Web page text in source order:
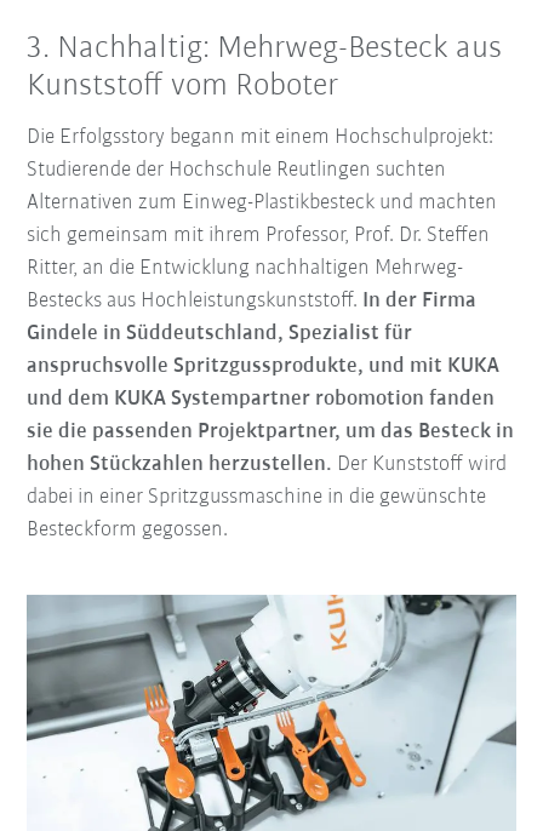
3. Nachhaltig: Mehrweg-Besteck aus
Kunststoff vom Roboter
Die Erfolgsstory begann mit einem Hochschulprojekt:
Studierende der Hochschule Reutlingen suchten
Alternativen zum Einweg-Plastikbesteck und machten
sich gemeinsam mit ihrem Professor, Prof. Dr. Steffen
Ritter, an die Entwicklung nachhaltigen Mehrweg-
Bestecks aus Hochleistungskunststoff. In der Firma
Gindele in Süddeutschland, Spezialist für
anspruchsvolle Spritzgussprodukte, und mit KUKA
und dem KUKA Systempartner robomotion fanden
sie die passenden Projektpartner, um das Besteck in
hohen Stückzahlen herzustellen. Der Kunststoff wird
dabei in einer Spritzgussmaschine in die gewünschte
Besteckform gegossen.